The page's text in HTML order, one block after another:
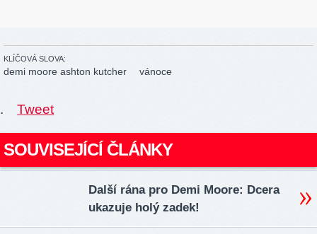
KLÍČOVÁ SLOVA:
demi moore ashton kutcher vánoce
. Tweet
SOUVISEJÍCÍ ČLÁNKY
Další rána pro Demi Moore: Dcera
ukazuje holý zadek!